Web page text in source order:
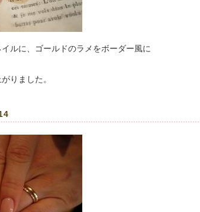
ルに、ゴールドのラメをボーダー風に
りました。